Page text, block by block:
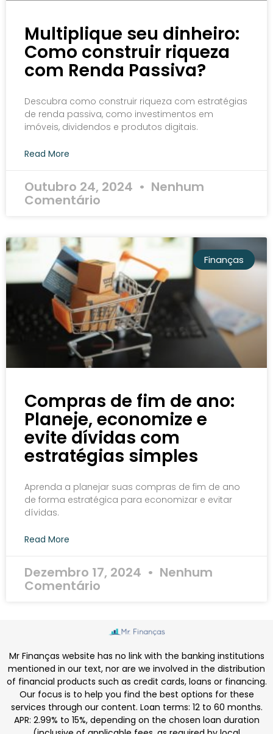
Multiplique seu dinheiro:
Como construir riqueza
com Renda Passiva?
Descubra como construir riqueza com estratégias
de renda passiva, como investimentos em
imóveis, dividendos e produtos digitais.
Read More
Outubro 24, 2024 Nenhum
Comentário
Finanças
Compras de fim de ano:
Planeje, economize e
evite dívidas com
estratégias simples
Aprenda a planejar suas compras de fim de ano
de forma estratégica para economizar e evitar
dívidas.
Read More
Dezembro 17, 2024 Nenhum
Comentário
Mr Finanças website has no link with the banking institutions
mentioned in our text, nor are we involved in the distribution
of financial products such as credit cards, loans or financing.
Our focus is to help you find the best options for these
services through our content. Loan terms: 12 to 60 months.
APR: 2.99% to 15%, depending on the chosen loan duration